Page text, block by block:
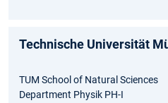
Technische Universität
TUM School of Natural Sciences
Department Physik PH-I